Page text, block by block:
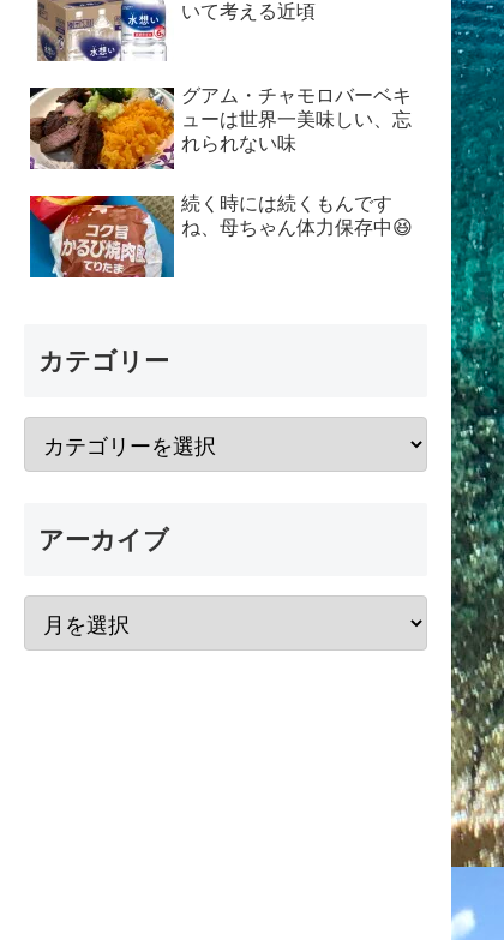
いて考える近頃
グアム・チャモロバーベキ
ューは世界一美味しい、忘
れられない味
続く時には続くもんです
ね、母ちゃん体力保存中😆
カテゴリー
アーカイブ